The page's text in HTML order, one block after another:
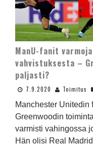
ManU-fanit
vahvistuksesta –
paljasti?
7.9.2020 Toimitus
Manchester Unitedin
Greenwoodin
varmisti vahingossa
Hän olisi Real